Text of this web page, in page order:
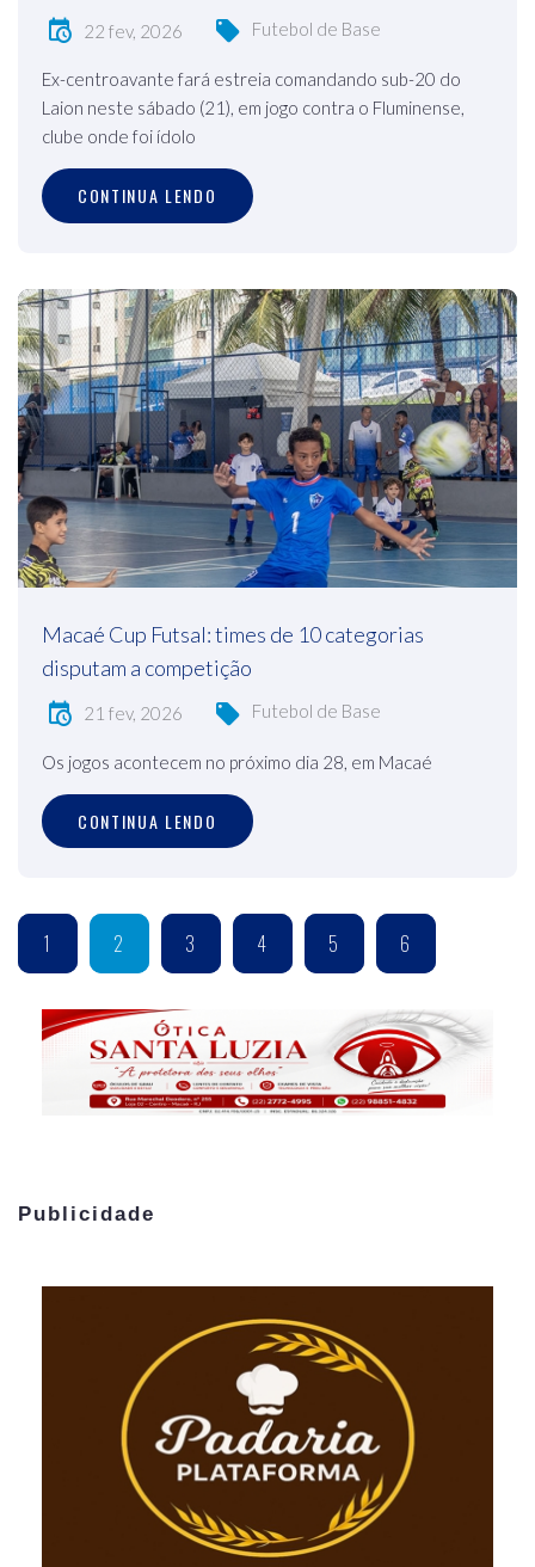
22 fev, 2026 Futebol de Base
Ex-centroavante fará estreia comandando sub-20 do
Laion neste sábado (21), em jogo contra o Fluminense,
clube onde foi ídolo
CONTINUA LENDO
Macaé Cup Futsal: times de 10 categorias
disputam a competição
21 fev, 2026 Futebol de Base
Os jogos acontecem no próximo dia 28, em Macaé
CONTINUA LENDO
1 2 3 4 5 6
Publicidade